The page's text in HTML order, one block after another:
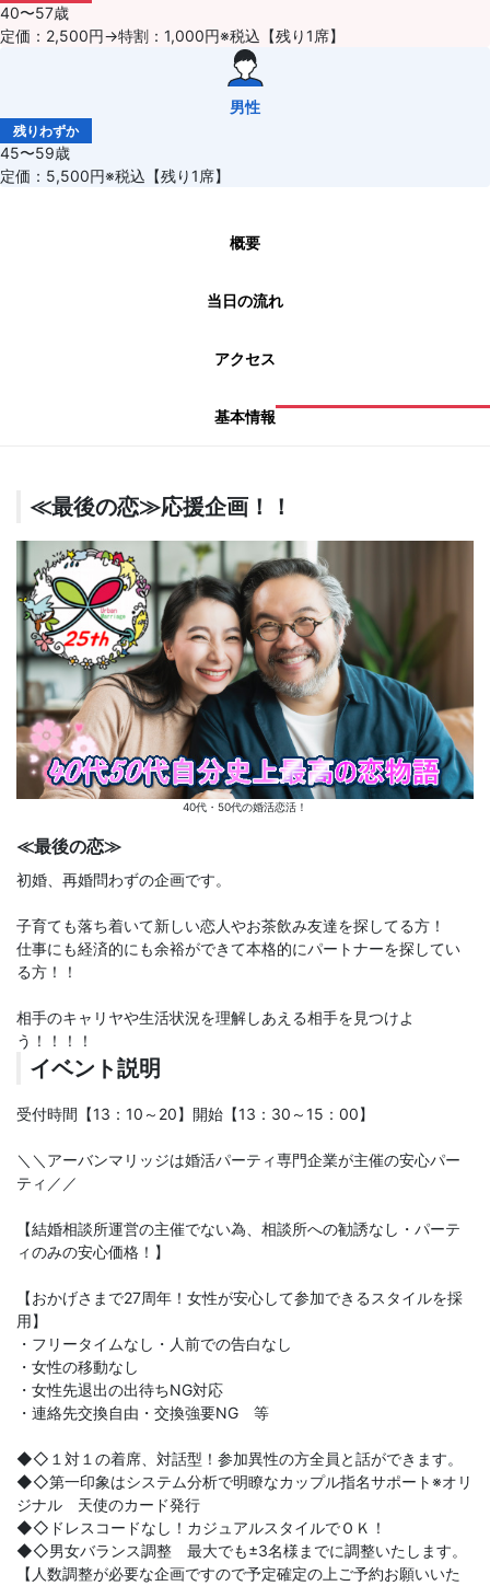
40〜57歳
定価：2,500円→特割：1,000円※税込【残り1席】
男性
残りわずか
45〜59歳
定価：5,500円※税込【残り1席】
概要
当日の流れ
アクセス
基本情報
≪最後の恋≫応援企画！！
40代・50代の婚活恋活！
≪最後の恋≫
初婚、再婚問わずの企画です。
子育ても落ち着いて新しい恋人やお茶飲み友達を探してる方！
仕事にも経済的にも余裕ができて本格的にパートナーを探してい
る方！！
相手のキャリヤや生活状況を理解しあえる相手を見つけよ
う！！！！
イベント説明
受付時間【13：10～20】開始【13：30～15：00】
＼＼アーバンマリッジは婚活パーティ専門企業が主催の安心パー
ティ／／
【結婚相談所運営の主催でない為、相談所への勧誘なし・パーテ
ィのみの安心価格！】
【おかげさまで27周年！女性が安心して参加できるスタイルを採
用】
・フリータイムなし・人前での告白なし
・女性の移動なし
・女性先退出の出待ちNG対応
・連絡先交換自由・交換強要NG 等
◆◇１対１の着席、対話型！参加異性の方全員と話ができます。
◆◇第一印象はシステム分析で明瞭なカップル指名サポート※オリ
ジナル 天使のカード発行
◆◇ドレスコードなし！カジュアルスタイルでＯＫ！
◆◇男女バランス調整 最大でも±3名様までに調整いたします。
【人数調整が必要な企画ですので予定確定の上ご予約お願いいた